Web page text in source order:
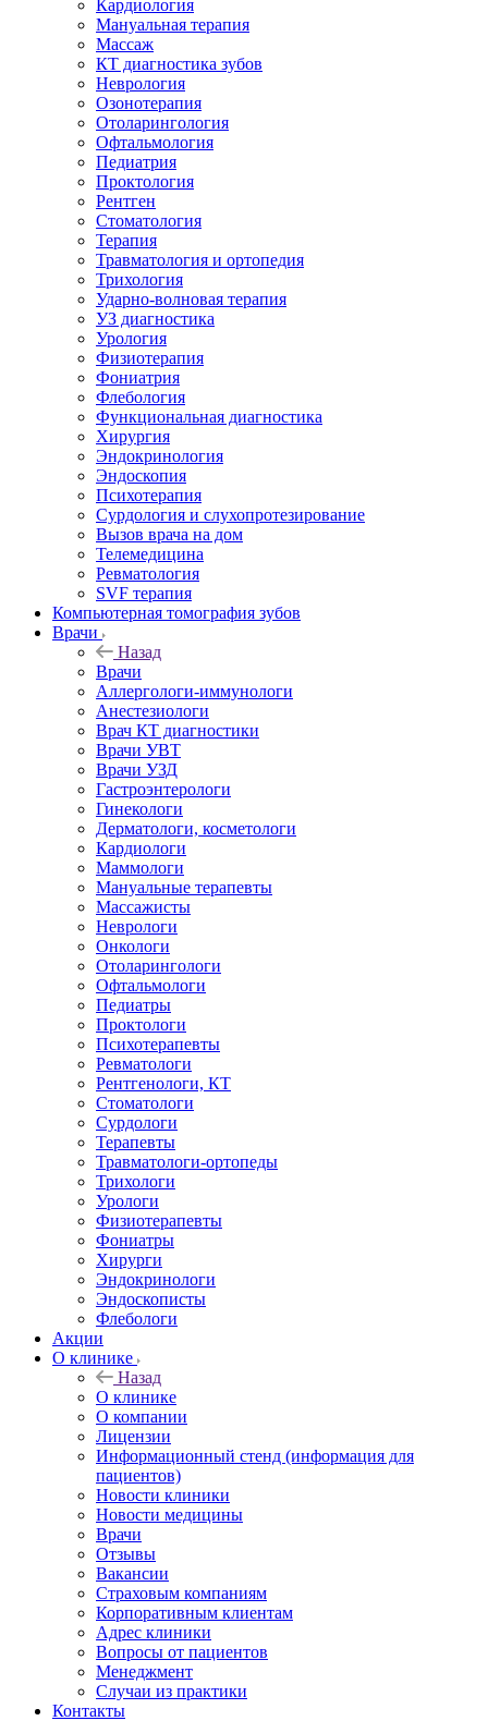
Кардиология
Мануальная терапия
Массаж
КТ диагностика зубов
Неврология
Озонотерапия
Отоларингология
Офтальмология
Педиатрия
Проктология
Рентген
Стоматология
Терапия
Травматология и ортопедия
Трихология
Ударно-волновая терапия
УЗ диагностика
Урология
Физиотерапия
Фониатрия
Флебология
Функциональная диагностика
Хирургия
Эндокринология
Эндоскопия
Психотерапия
Сурдология и слухопротезирование
Вызов врача на дом
Телемедицина
Ревматология
SVF терапия
Компьютерная томография зубов
Врачи
Назад
Врачи
Аллергологи-иммунологи
Анестезиологи
Врач КТ диагностики
Врачи УВТ
Врачи УЗД
Гастроэнтерологи
Гинекологи
Дерматологи, косметологи
Кардиологи
Маммологи
Мануальные терапевты
Массажисты
Неврологи
Онкологи
Отоларингологи
Офтальмологи
Педиатры
Проктологи
Психотерапевты
Ревматологи
Рентгенологи, КТ
Стоматологи
Сурдологи
Терапевты
Травматологи-ортопеды
Трихологи
Урологи
Физиотерапевты
Фониатры
Хирурги
Эндокринологи
Эндоскописты
Флебологи
Акции
О клинике
Назад
О клинике
О компании
Лицензии
Информационный стенд (информация для
пациентов)
Новости клиники
Новости медицины
Врачи
Отзывы
Вакансии
Страховым компаниям
Корпоративным клиентам
Адрес клиники
Вопросы от пациентов
Менеджмент
Случаи из практики
Контакты